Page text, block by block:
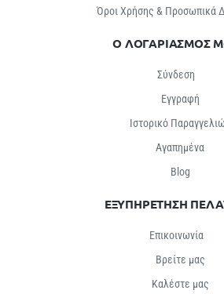
Όροι Χρήσης & Προσωπικά
Ο ΛΟΓΑΡΙΑΣΜΟΣ
Σύνδεση
Εγγραφή
Ιστορικό
Αγαπημένα
Βlog
ΕΞΥΠΗΡΕΤΗΣΗ
Επικοινωνία
Βρείτε μας
Καλέστε μας